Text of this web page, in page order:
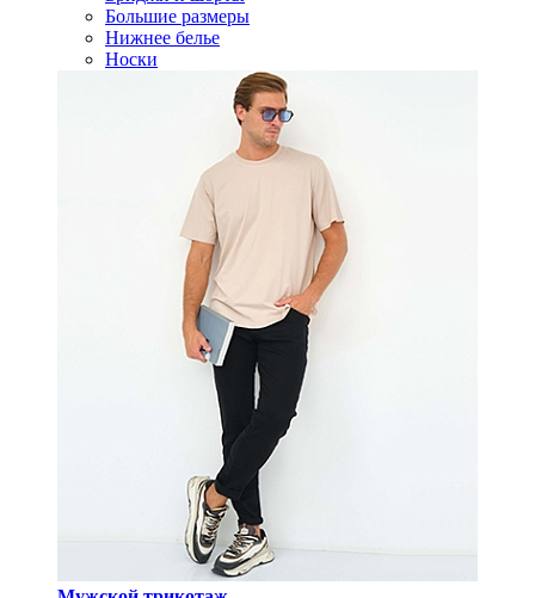
Большие размеры
Нижнее белье
Носки